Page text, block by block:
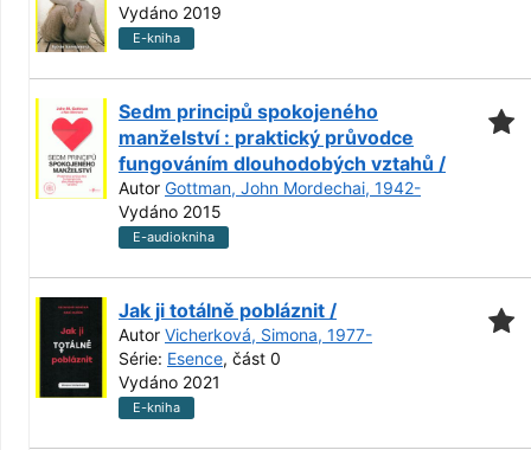
Vydáno 2019
E-kniha
Sedm principů spokojeného
manželství : praktický průvodce
fungováním dlouhodobých vztahů /
Autor Gottman, John Mordechai, 1942-
Vydáno 2015
E-audiokniha
Jak ji totálně pobláznit /
Autor Vicherková, Simona, 1977-
Série: Esence, část 0
Vydáno 2021
E-kniha